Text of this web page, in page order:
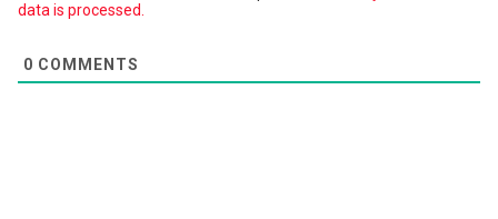
data is processed.
0 COMMENTS